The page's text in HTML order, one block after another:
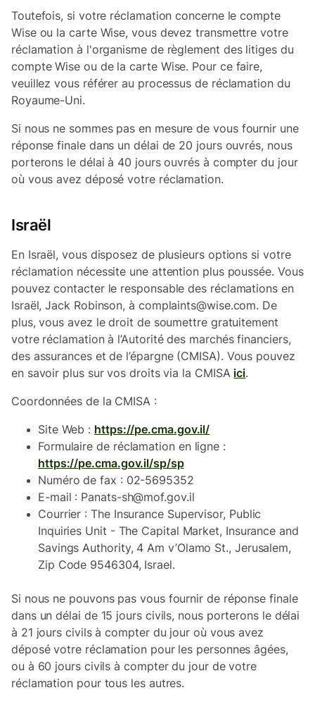
Toutefois, si votre réclamation concerne le compte
Wise ou la carte Wise, vous devez transmettre votre
réclamation à l'organisme de règlement des litiges du
compte Wise ou de la carte Wise. Pour ce faire,
veuillez vous référer au processus de réclamation du
Royaume-Uni.
Si nous ne sommes pas en mesure de vous fournir une
réponse finale dans un délai de 20 jours ouvrés, nous
porterons le délai à 40 jours ouvrés à compter du jour
où vous avez déposé votre réclamation.
Israël
En Israël, vous disposez de plusieurs options si votre
réclamation nécessite une attention plus poussée. Vous
pouvez contacter le responsable des réclamations en
Israël, Jack Robinson, à complaints@wise.com. De
plus, vous avez le droit de soumettre gratuitement
votre réclamation à l’Autorité des marchés financiers,
des assurances et de l’épargne (CMISA). Vous pouvez
en savoir plus sur vos droits via la CMISA ici.
Coordonnées de la CMISA :
Site Web : https://pe.cma.gov.il/
Formulaire de réclamation en ligne :
https://pe.cma.gov.il/sp/sp
Numéro de fax : 02-5695352
E-mail : Panats-sh@mof.gov.il
Courrier : The Insurance Supervisor, Public
Inquiries Unit - The Capital Market, Insurance and
Savings Authority, 4 Am v’Olamo St., Jerusalem,
Zip Code 9546304, Israel.
Si nous ne pouvons pas vous fournir de réponse finale
dans un délai de 15 jours civils, nous porterons le délai
à 21 jours civils à compter du jour où vous avez
déposé votre réclamation pour les personnes âgées,
ou à 60 jours civils à compter du jour de votre
réclamation pour tous les autres.